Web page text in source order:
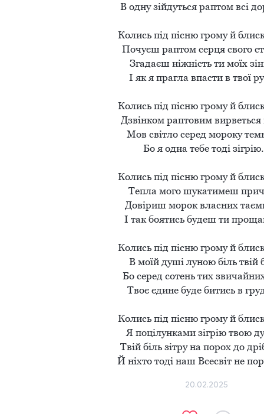
В одну зійдуться раптом всі
Колись під пісню грому й
Почуєш раптом серця свого
Згадаєш ніжність ти моїх
І як я прагла впасти в твої
Колись під пісню грому й
Дзвінком раптовим вирветься
Мов світло серед мороку
Бо я одна тебе тоді
Колись під пісню грому й
Тепла мого шукатимеш
Довіриш морок власних
І так боятись будеш ти
Колись під пісню грому й
В моїй душі луною біль твій
Бо серед сотень тих
Твоє єдине буде битись в
Колись під пісню грому й
Я поцілунками зігрію твою
Твій біль зітру на порох до
Й ніхто тоді наш Всесвіт не
20.02.2025